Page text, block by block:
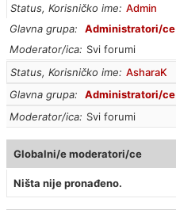
Status, Korisničko ime
Admin
Glavna grupa
Administratori/ce
Moderator/ica
Svi forumi
Status, Korisničko ime
AsharaK
Glavna grupa
Administratori/ce
Moderator/ica
Svi forumi
Globalni/e moderatori/ce
Ništa nije pronađeno.